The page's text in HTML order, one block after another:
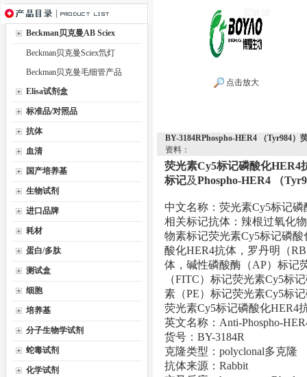
Beckman贝克曼AB Sciex
Beckman贝克曼Sciex氘灯
Beckman贝克曼毛细管产品
Elisa试剂盒
标准品/对照品
抗体
血清
国产培养基
生物试剂
进口品牌
耗材
蛋白/多肽
测试盒
细胞
培养基
分子生物学试剂
蛇毒试剂
化学试剂
点击放大
BY-3184RPhospho-HER4 （Tyr984
资料：
荧光素Cy5标记磷酸化HER4
标记及Phospho-HER4 （
中文名称：荧光素Cy5标记磷
相关标记抗体：辣根过氧化
物素标记荧光素Cy5标记磷
酸化HER4抗体，罗丹明（
体，碱性磷酸酶（AP）标记
（FITC）标记荧光素Cy5标
素（PE）标记荧光素Cy5标
荧光素Cy5标记磷酸化HER4
英文名称：Anti-Phospho-
货号：BY-3184R
克隆类型：polyclonal多克隆
抗体来源：Rabbit